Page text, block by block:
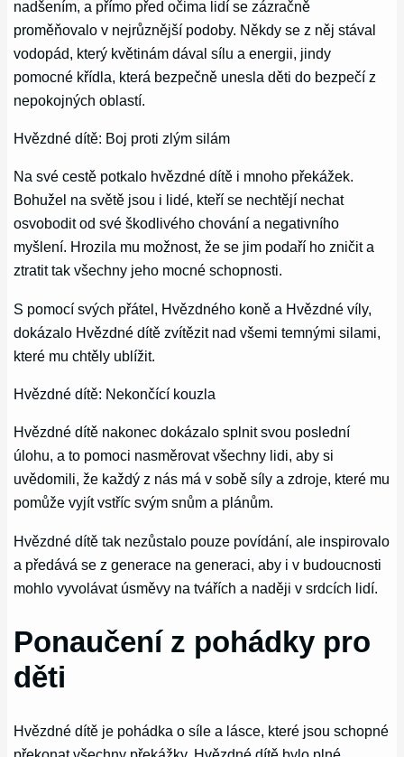
nadšením, a přímo před očima lidí se zázračně
proměňovalo v nejrůznější podoby. Někdy se z něj stával
vodopád, který květinám dával sílu a energii, jindy
pomocné křídla, která bezpečně unesla děti do bezpečí z
nepokojných oblastí.
Hvězdné dítě: Boj proti zlým silám
Na své cestě potkalo hvězdné dítě i mnoho překážek.
Bohužel na světě jsou i lidé, kteří se nechtějí nechat
osvobodit od své škodlivého chování a negativního
myšlení. Hrozila mu možnost, že se jim podaří ho zničit a
ztratit tak všechny jeho mocné schopnosti.
S pomocí svých přátel, Hvězdného koně a Hvězdné víly,
dokázalo Hvězdné dítě zvítězit nad všemi temnými silami,
které mu chtěly ublížit.
Hvězdné dítě: Nekončící kouzla
Hvězdné dítě nakonec dokázalo splnit svou poslední
úlohu, a to pomoci nasměrovat všechny lidi, aby si
uvědomili, že každý z nás má v sobě síly a zdroje, které mu
pomůže vyjít vstříc svým snům a plánům.
Hvězdné dítě tak nezůstalo pouze povídání, ale inspirovalo
a předává se z generace na generaci, aby i v budoucnosti
mohlo vyvolávat úsměvy na tvářích a naději v srdcích lidí.
Ponaučení z pohádky pro
děti
Hvězdné dítě je pohádka o síle a lásce, které jsou schopné